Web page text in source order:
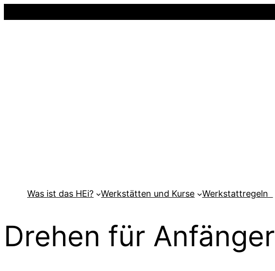
Was ist das HEi? Werkstätten und Kurse Werkstattregeln
Drehen für Anfänger